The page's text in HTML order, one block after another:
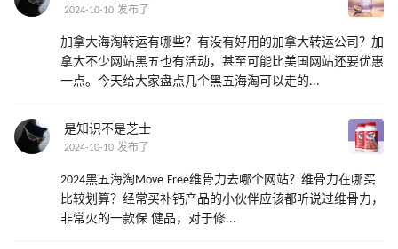
2024-10-10 发布了
加拿大海淘转运有哪些？有没有好用的加拿大转运公司？加
拿大不少网站黑五也有活动，甚至可能比美国网站还要优惠
一点。今天给大家盘点几个黑五海淘可以走的...
是知识不是芝士
2024-10-10 发布了
2024黑五海淘Move Free维骨力去哪个网站？维骨力在哪买
比较划算？经常买补钙产品的小伙伴应该都听说过维骨力，
非常火的一款保 健品，对于修...